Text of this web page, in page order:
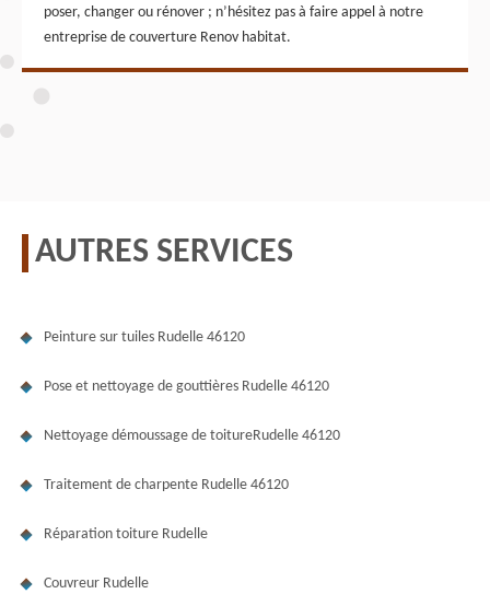
poser, changer ou rénover ; n’hésitez pas à faire appel à notre
entreprise de couverture Renov habitat.
AUTRES SERVICES
Peinture sur tuiles Rudelle 46120
Pose et nettoyage de gouttières Rudelle 46120
Nettoyage démoussage de toitureRudelle 46120
Traitement de charpente Rudelle 46120
Réparation toiture Rudelle
Couvreur Rudelle